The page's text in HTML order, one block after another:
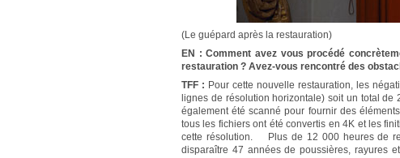
(Le guépard après la restauration)
EN : Comment avez vous procédé
restauration ? Avez-vous rencontré des
TFF : Pour cette nouvelle restauration, les
lignes de résolution horizontale) soit un total
également été scanné pour fournir des
tous les fichiers ont été convertis en 4K et les
cette résolution. Plus de 12 000 heures de
disparaître 47 années de poussières, rayures